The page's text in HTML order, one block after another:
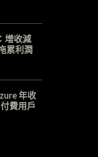
增收減
累利潤
年收
費用戶